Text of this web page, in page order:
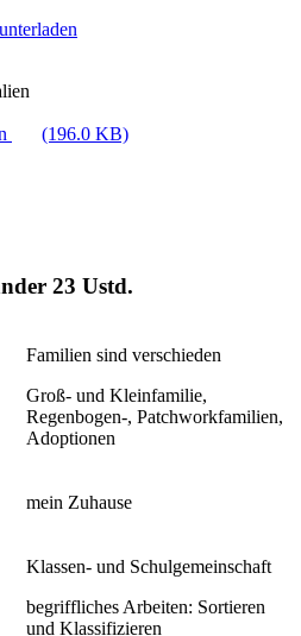
(196.0 KB)
23 Ustd.
Familien sind verschieden
Groß- und Kleinfamilie,
Regenbogen-, Patchworkfamilien,
Adoptionen
mein Zuhause
Klassen- und Schulgemeinschaft
begriffliches Arbeiten: Sortieren
und Klassifizieren